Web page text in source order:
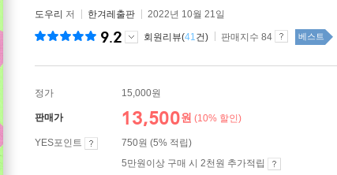
도우리 저 한겨레출판 2022년 10월 21일
9.2 회원리뷰(41건) 판매지수 84 베스트
정가 15,000원
판매가 13,500원 (10% 할인)
YES포인트
750원 (5% 적립)
5만원이상 구매 시 2천원 추가적립